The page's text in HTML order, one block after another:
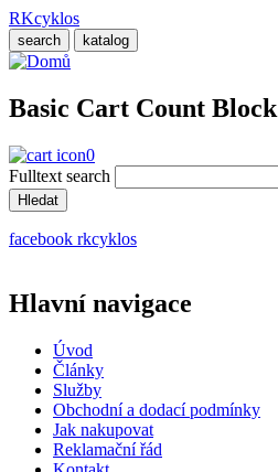
Přejít
k
hlavnímu
RKcyklos
search katalog
Basic Cart Count Block
0
Fulltext search
facebook rkcyklos
Hlavní navigace
Úvod
Články
Služby
Obchodní a dodací podmínky
Jak nakupovat
Reklamační řád